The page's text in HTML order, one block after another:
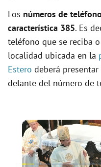
Los números de
característica 385. Es
teléfono que se reciba
localidad ubicada en la
Estero deberá
delante del número de